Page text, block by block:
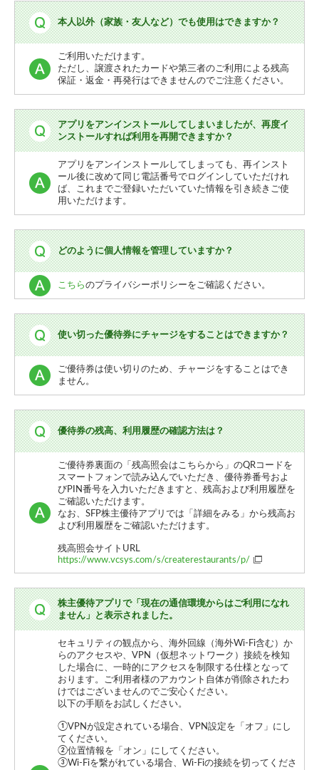
本人以外（家族・友人など）でも使用はできますか？
ご利用いただけます。
ただし、譲渡されたカードや第三者のご利用による残高
保証・返金・再発行はできませんのでご注意ください。
アプリをアンインストールしてしまいましたが、再度イ
ンストールすれば利用を再開できますか？
アプリをアンインストールしてしまっても、再インスト
ール後に改めて同じ電話番号でログインしていただけれ
ば、これまでご登録いただいていた情報を引き続きご使
用いただけます。
どのように個人情報を管理していますか？
こちらのプライバシーポリシーをご確認ください。
使い切った優待券にチャージをすることはできますか？
ご優待券は使い切りのため、チャージをすることはでき
ません。
優待券の残高、利用履歴の確認方法は？
ご優待券裏面の「残高照会はこちらから」のQRコードを
スマートフォンで読み込んでいただき、優待券番号およ
びPIN番号を入力いただきますと、残高および利用履歴を
ご確認いただけます。
なお、SFP株主優待アプリでは「詳細をみる」から残高お
よび利用履歴をご確認いただけます。
残高照会サイトURL
https://www.vcsys.com/s/createrestaurants/p/
株主優待アプリで「現在の通信環境からはご利用になれ
ません」と表示されました。
セキュリティの観点から、海外回線（海外Wi-Fi含む）か
らのアクセスや、VPN（仮想ネットワーク）接続を検知
した場合に、一時的にアクセスを制限する仕様となって
おります。ご利用者様のアカウント自体が削除されたわ
けではございませんのでご安心ください。
以下の手順をお試しください。
①VPNが設定されている場合、VPN設定を「オフ」にし
てください。
②位置情報を「オン」にしてください。
③Wi-Fiを繋がれている場合、Wi-Fiの接続を切ってくださ